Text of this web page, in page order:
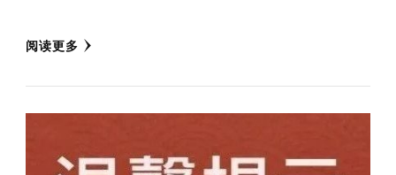
阅读更多